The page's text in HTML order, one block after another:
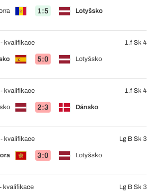
1:5 Lotyšsko
5:0 Lotyšsko
kvalifikace 1.f Sk 4
2:3 Dánsko
kvalifikace 1.f Sk 4
3:0 Lotyšsko
kvalifikace Lg B Sk 3
kvalifikace Lg B Sk 3